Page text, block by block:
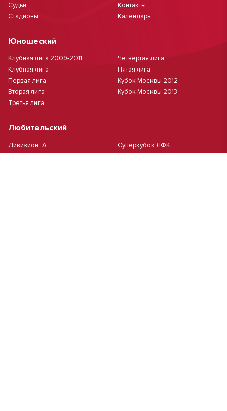
Судьи
Стадионы
Контакты
Календарь
Юношеский
Клубная лига 2009-2011
Клубная лига
Первая лига
Вторая лига
Третья лига
Четвертая лига
Пятая лига
Кубок Москвы 2012
Кубок Москвы 2013
Любительский
Дивизион "А"
Суперкубок ЛФК